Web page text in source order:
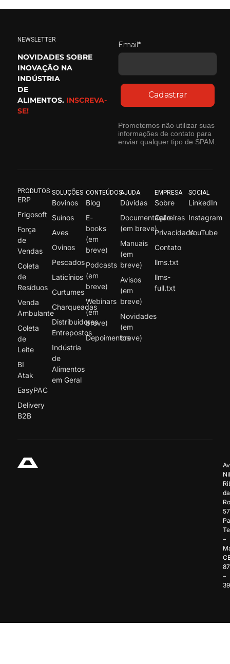
NEWSLETTER
NOVIDADES SOBRE
INOVAÇÃO NA
INDÚSTRIA
DE
ALIMENTOS. INSCREVA-
SE!
Email*
Cadastrar
Prometemos não utilizar suas
informações de contato para
enviar qualquer tipo de SPAM.
PRODUTOS
ERP
Frigosoft
Força
de
Vendas
Coleta
de
Resíduos
Venda
Ambulante
Coleta
de
Leite
BI
Atak
EasyPAC
Delivery
B2B
SOLUÇÕES
Bovinos
Suínos
Aves
Ovinos
Pescados
Laticínios
Curtumes
Charqueadas
Distribuidores
Entrepostos
Indústria
de
Alimentos
em Geral
CONTEÚDOS
Blog
E-
books
(em
breve)
Podcasts
(em
breve)
Webinars
(em
breve)
Depoimentos
AJUDA
Dúvidas
Documentação
(em breve)
Manuais
(em
breve)
Avisos
(em
breve)
Novidades
(em
breve)
EMPRESA
Sobre
Carreiras
Privacidade
Contato
llms.txt
llms-
full.txt
SOCIAL
LinkedIn
Instagram
YouTube
da
–
–